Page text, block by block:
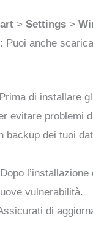
> Settings >
: Puoi anche
di installare
evitare problemi
backup dei tuoi
vulnerabilità.
di